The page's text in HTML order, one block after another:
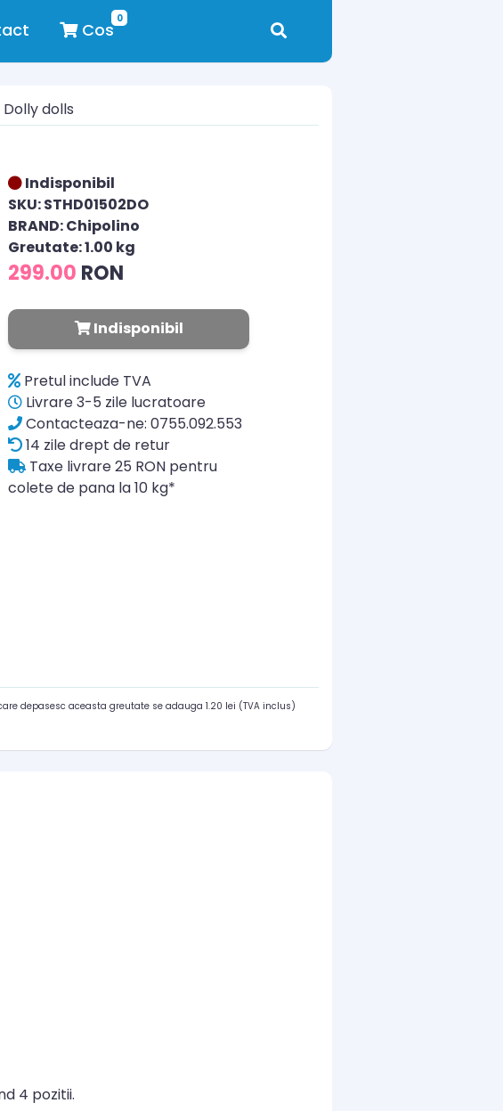
0
Cos
dolls
Indisponibil
SKU: STHD01502DO
BRAND: Chipolino
Greutate: 1.00 kg
299.00 RON
Indisponibil
Pretul include TVA
Livrare 3-5 zile lucratoare
Contacteaza-ne: 0755.092.553
14 zile drept de retur
Taxe livrare 25 RON pentru
colete de pana la 10 kg*
depasesc aceasta greutate se adauga 1.20 lei (TVA inclus)
4 pozitii.